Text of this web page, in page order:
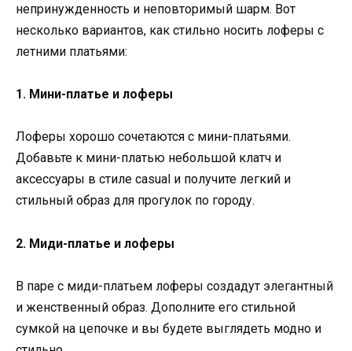
непринужденность и неповторимый шарм. Вот
несколько вариантов, как стильно носить лоферы с
летними платьями:
1. Мини-платье и лоферы
Лоферы хорошо сочетаются с мини-платьями.
Добавьте к мини-платью небольшой клатч и
аксессуары в стиле casual и получите легкий и
стильный образ для прогулок по городу.
2. Миди-платье и лоферы
В паре с миди-платьем лоферы создадут элегантный
и женственный образ. Дополните его стильной
сумкой на цепочке и вы будете выглядеть модно и